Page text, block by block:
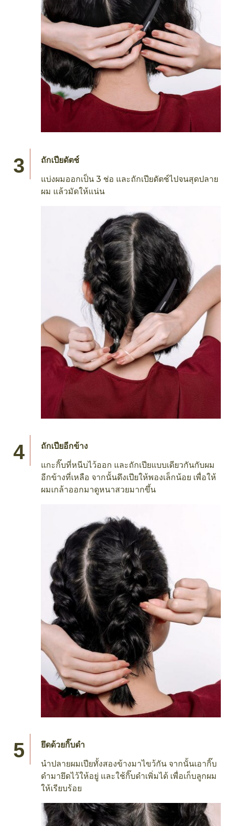
ถักเปียดัตช์
แบ่งผมออกเป็น 3 ช่อ และถักเปียดัตช์ไปจนสุดปลาย
ผม แล้วมัดให้แน่น
ถักเปียอีกข้าง
แกะกิ๊บที่หนีบไว้ออก และถักเปียแบบเดียวกันกับผม
อีกข้างที่เหลือ จากนั้นดึงเปียให้พองเล็กน้อย เพื่อให้
ผมเกล้าออกมาดูหนาสวยมากขึ้น
ยึดด้วยกิ๊บดำ
นำปลายผมเปียทั้งสองข้างมาไขว้กัน จากนั้นเอากิ๊บ
ดำมายึดไว้ให้อยู่ และใช้กิ๊บดำเพิ่มได้ เพื่อเก็บลูกผม
ให้เรียบร้อย